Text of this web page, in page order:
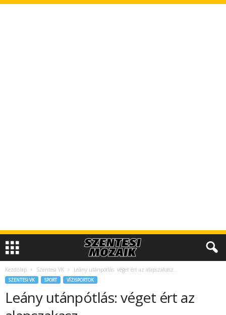
Kezdőlap Szentesi VK Leány utánpótlás: véget ért az alapszakasz…
SZENTESI VK SPORT VÍZISPORTOK
Leány utánpótlás: véget ért az